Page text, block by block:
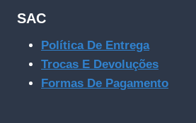
SAC
Política De Entrega
Trocas E Devoluções
Formas De Pagamento